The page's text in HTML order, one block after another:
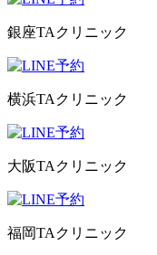
銀座TAクリニック
横浜TAクリニック
大阪TAクリニック
福岡TAクリニック